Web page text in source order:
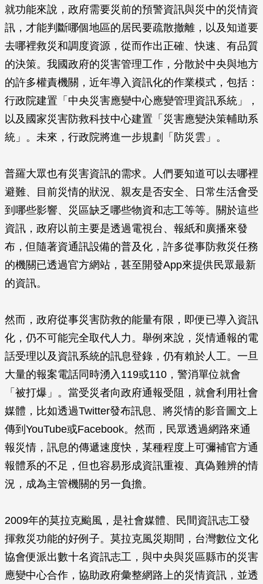
就功能來說，政府需要災前的預警資訊與災中的災情資
訊，才能判斷哪個地區的居民要疏散撤離，以及知道要
去哪裡救災和調度資源，從而作出正確、快速、有品質
的決策。我國政府的災害管理工作，分散於中央與地方
的許多權責機關，近年導入資訊化的作業模式，包括：
行政院建置「中央災害應變中心應變管理資訊系統」，
以及國家災害防救科技中心建置「災害應變決策輔助系
統」。未來，行政院將進一步規劃「防災雲」。
普羅大眾也有災害資訊的需求。人們要知道可以去哪裡
避難、目前災情的狀況、親友是否安全、日常生活會受
到哪些影響、災區缺乏哪些物資和志工等等。關於這些
資訊，政府以前主要是透過電視台、報紙和廣播來發
布，但隨著資通訊設備的普及化，許多從事防救災任務
的機關已透過官方網站，甚至開發App來提供民眾最新
的資訊。
然而，政府從事災害防救的能量有限，即便已導入資訊
化，仍不可能完全取代人力。舉例來說，災情通報的電
話受理以及資訊系統的訊息登錄，仍有賴於人工。一旦
大量的報案電話同時湧入119或110，警消單位就會
「被打爆」。當受災者向政府通報受阻，就會利用社會
媒體，比如透過Twitter發布訊息、將災情的影音圖文上
傳到YouTube或Facebook。然而，民眾透過網路來通
報災情，訊息的傳遞速度快，某種程度上可彌補官方通
報體系的不足，但也容易形成資訊重複、真偽難辨的情
況，成為主管機關的另一負擔。
2009年的莫拉克颱風，是社會媒體、民間資訊志工發
揮救災功能的好例子。莫拉克風災期間，台灣數位文化
協會便派出數十名資訊志工，與中央與災區縣市的災害
應變中心合作，協助政府彙整網路上的災情資訊，並透